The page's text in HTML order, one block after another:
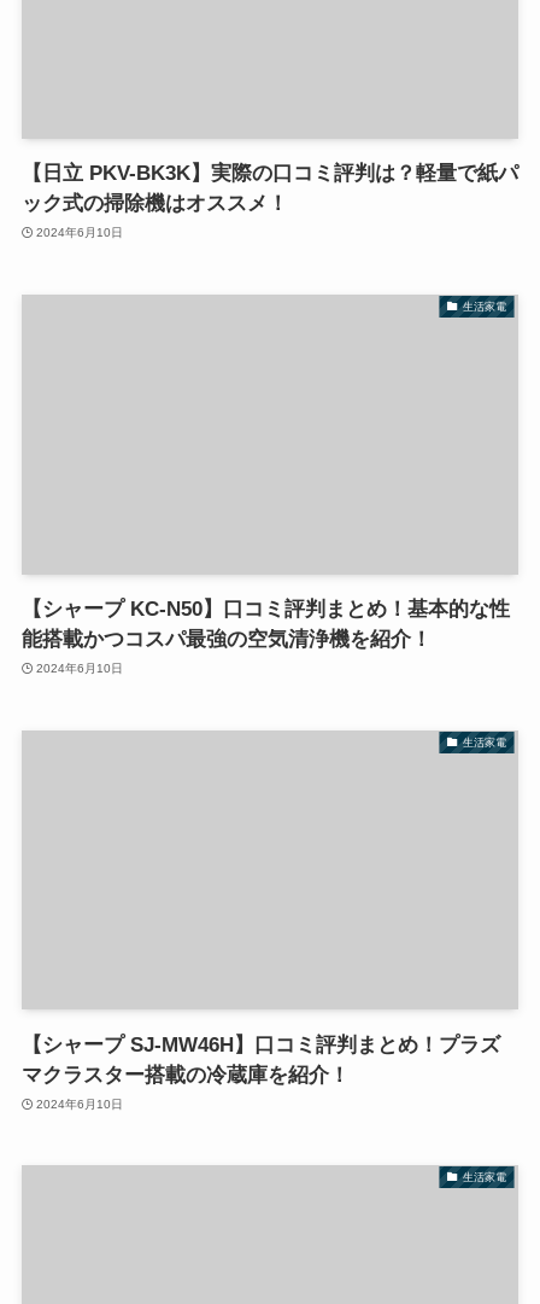
【日立 PKV-BK3K】実際の口コミ評判は？軽量で紙パ
ック式の掃除機はオススメ！
2024年6月10日
生活家電
【シャープ KC-N50】口コミ評判まとめ！基本的な性
能搭載かつコスパ最強の空気清浄機を紹介！
2024年6月10日
生活家電
【シャープ SJ-MW46H】口コミ評判まとめ！プラズ
マクラスター搭載の冷蔵庫を紹介！
2024年6月10日
生活家電